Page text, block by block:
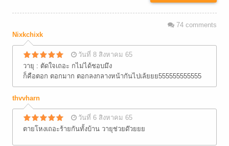
74comments
Nixkchixk
วันที่ 8 สิงหาคม 65
วายุ : ตัดใจเถอะ กไม่ได้ชอบมึง
ก็คือตอก ตอกมาก ตอกลงกลางหน้ากันไปเล้ยยย555555555555
thvvharn
วันที่ 6 สิงหาคม 65
ตายโหงเถอะร้ายกันทั้งบ้าน วายุช่วยด๊วยยย